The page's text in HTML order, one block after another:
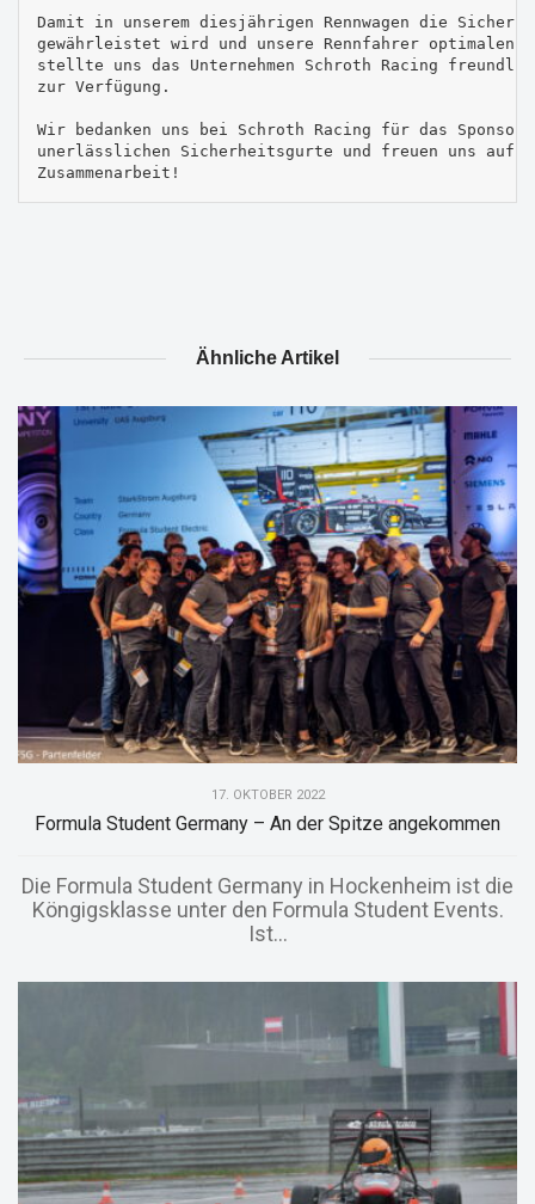
Damit in unserem diesjährigen Rennwagen die
gewährleistet wird und unsere Rennfahrer optimalen
stellte uns das Unternehmen Schroth Racing​
zur Verfügung.
Wir bedanken uns bei Schroth Racing für das
unerlässlichen Sicherheitsgurte und freuen uns auf
Zusammenarbeit!
Ähnliche Artikel
17. OKTOBER 2022
Formula Student Germany – An der Spitze angekommen
Die Formula Student Germany in Hockenheim ist die
Köngigsklasse unter den Formula Student Events.
Ist...